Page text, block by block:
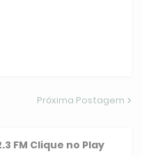
Próxima Postagem
FM Clique no Play